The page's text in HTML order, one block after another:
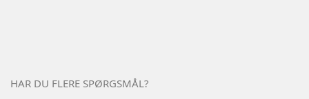
HAR DU FLERE SPØRGSMÅL?